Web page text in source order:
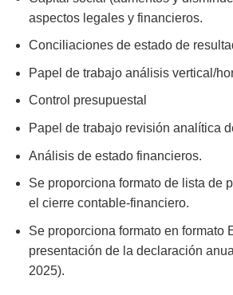
aspectos legales y financieros.
Conciliaciones de estado de
Papel de trabajo análisis vertical/
Control presupuestal
Papel de trabajo revisión analítica
Análisis de estado financieros.
Se proporciona formato de lista de
el cierre contable-financiero.
Se proporciona formato en formato
presentación de la declaración
2025).